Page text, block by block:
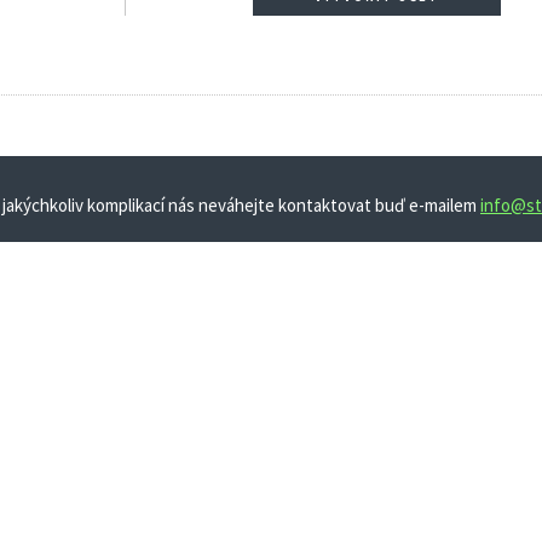
jakýchkoliv komplikací nás neváhejte kontaktovat buď e-mailem